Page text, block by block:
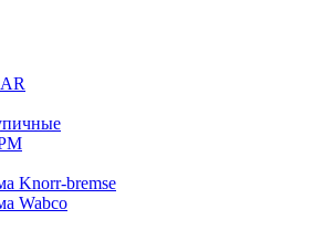
Knorr-bremse
Wabco